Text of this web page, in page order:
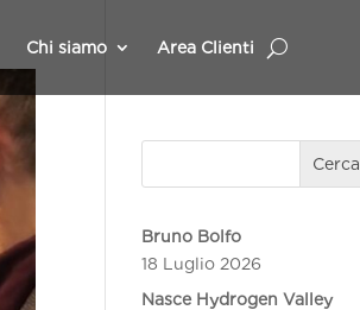
Chi siamo Area Clienti
Cerca
Bruno Bolfo
18 Luglio 2026
Nasce Hydrogen Valley